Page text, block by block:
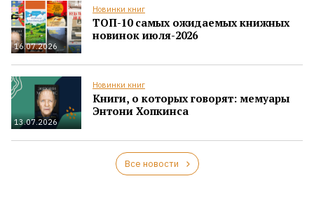
16.07.2026
Новинки книг
ТОП-10 самых ожидаемых книжных
новинок июля-2026
13.07.2026
Новинки книг
Книги, о которых говорят: мемуары
Энтони Хопкинса
Все новости